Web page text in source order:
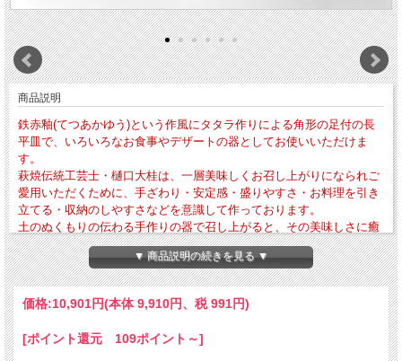
商品説明
鉄赤釉(てつあかゆう)という作風にタタラ作りによる角形の足付の長
平皿で、いろいろなお食事やデザートの器としてお使いいただけま
す。
萩焼伝統工芸士・樋口大桂は、一層美味しくお召し上がりになられご
愛用いただくために、手ざわり・安定感・盛りやすさ・お料理を引き
立てる・収納のしやすさなどを意識して作っております。
土のぬくもりの伝わる手作りの器で召し上がると、その美味しさに癒
し効果がプラスされるかと思います。
・外寸法-幅約530mm×奥行約115mm×高さ約30mm・作品重量-約1230g
陶土を板状に伸ばしのものを必要な大きさにカットし、石膏の型の上に布(カヤな
▼ 商品説明の続きを見る ▼
価格:10,901円(本体 9,910円、税 991円)
[ポイント還元 109ポイント～]